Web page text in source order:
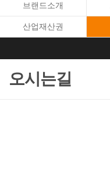
브랜드소개
산업재산권
오시는길